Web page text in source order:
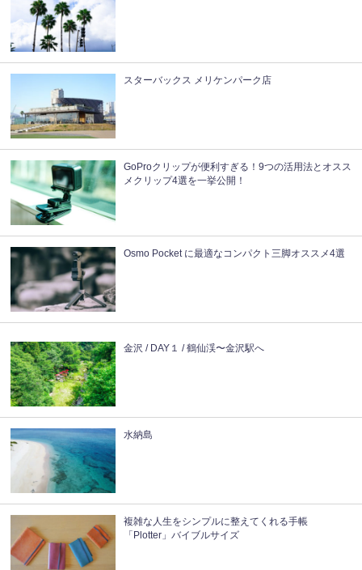
スターバックス メリケンパーク店
GoProクリップが便利すぎる！9つの活用法とオスス
メクリップ4選を一挙公開！
Osmo Pocket に最適なコンパクト三脚オススメ4選
金沢 / DAY１ / 鶴仙渓〜金沢駅へ
水納島
複雑な人生をシンプルに整えてくれる手帳
「Plotter」バイブルサイズ